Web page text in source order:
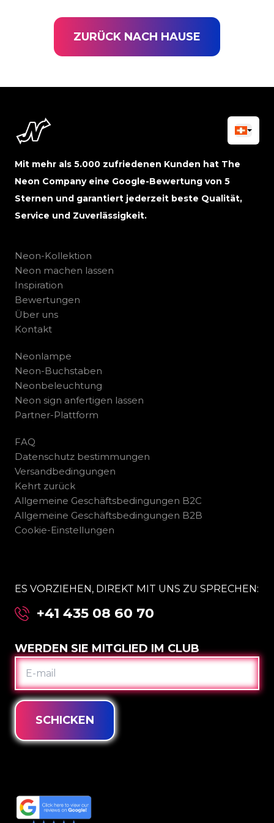
ZURÜCK NACH HAUSE
Mit mehr als 5.000 zufriedenen Kunden hat The
Neon Company eine Google-Bewertung von 5
Sternen und garantiert jederzeit beste Qualität,
Service und Zuverlässigkeit.
Neon-Kollektion
Neon machen lassen
Inspiration
Bewertungen
Über uns
Kontakt
Neonlampe
Neon-Buchstaben
Neonbeleuchtung
Neon sign anfertigen lassen
Partner-Plattform
FAQ
Datenschutz bestimmungen
Versandbedingungen
Kehrt zurück
Allgemeine Geschäftsbedingungen B2C
Allgemeine Geschäftsbedingungen B2B
Cookie-Einstellungen
ES VORZIEHEN, DIREKT MIT UNS ZU SPRECHEN:
+41 435 08 60 70
WERDEN SIE MITGLIED IM CLUB
E-
MAIL
SCHICKEN